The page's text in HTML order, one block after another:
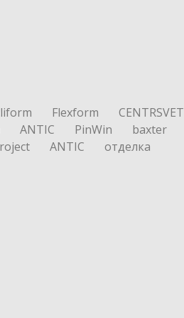
Flexform CENTRSVET
ANTIC PinWin baxter
ANTIC отделка